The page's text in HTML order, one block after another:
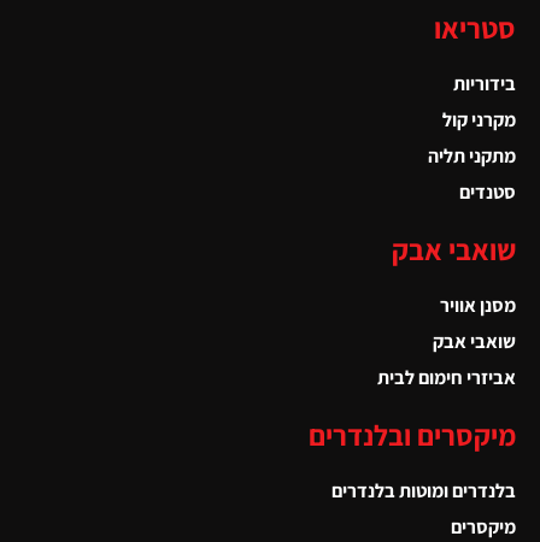
סטריאו
בידוריות
מקרני קול
מתקני תליה
סטנדים
שואבי אבק
מסנן אוויר
שואבי אבק
אביזרי חימום לבית
מיקסרים ובלנדרים
בלנדרים ומוטות בלנדרים
מיקסרים